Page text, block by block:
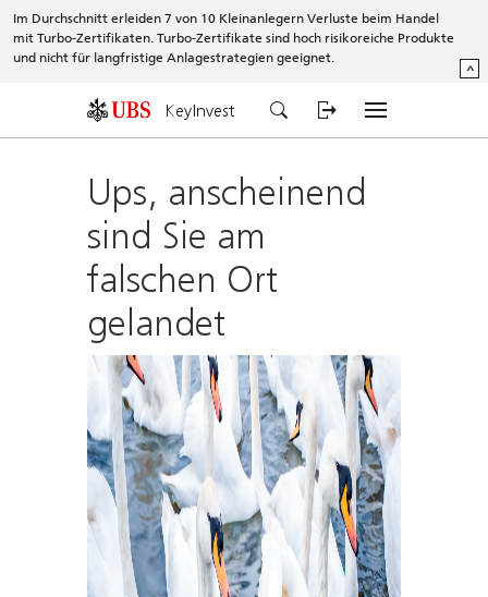
Im Durchschnitt erleiden 7 von 10 Kleinanlegern Verluste beim Handel
mit Turbo-Zertifikaten. Turbo-Zertifikate sind hoch risikoreiche Produkte
und nicht für langfristige Anlagestrategien geeignet.
^
KeyInvest
Ups, anscheinend
sind Sie am
falschen Ort
gelandet